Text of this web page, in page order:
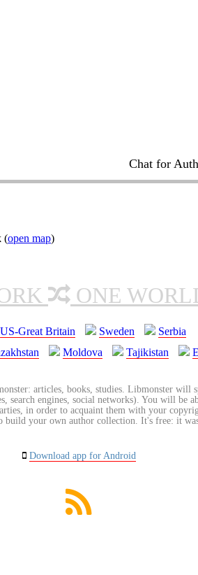
Chat for
(open map)
ONE
US-Great Britain Sweden
Serbia
Moldova Tajikistan
articles, books, studies. Libmonster will
search engines, social networks). You will be
in order to acquaint them with your
build your own author collection. It's free: it
Download app for Android